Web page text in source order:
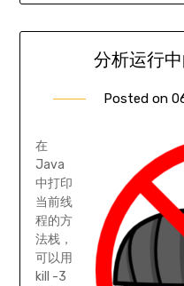
分析运行
Posted on
在
Java
中打印
当前线
程的方
法栈，
可以用
kill -3